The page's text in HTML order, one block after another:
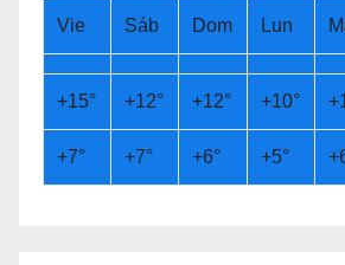
Vie Sáb Dom Lun
+15° +12° +12° +10° +
+7° +7° +6° +5° +